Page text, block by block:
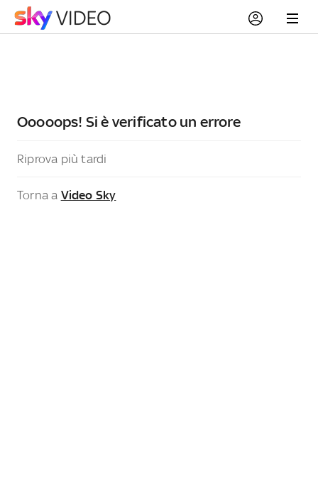
Ooooops! Si è verificato un errore
Riprova più tardi
Torna a Video Sky